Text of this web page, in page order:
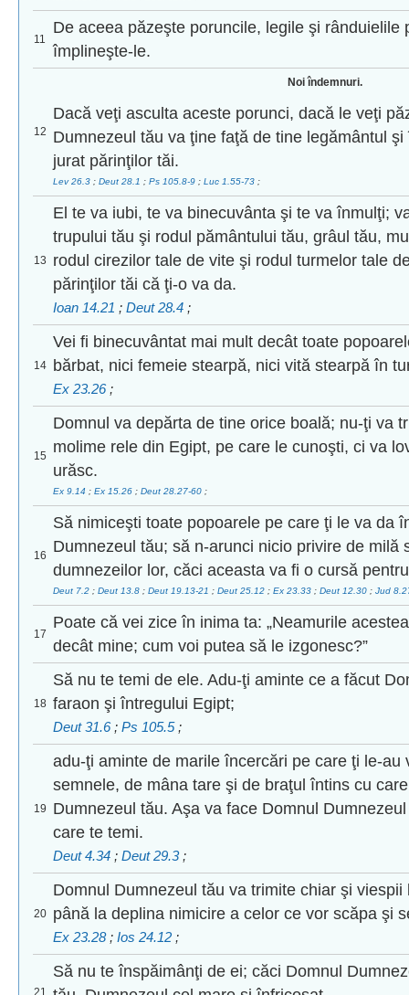
11
De aceea păzeşte poruncile, legile şi rânduielile
împlineşte-le.
12
Noi îndemnuri.
Dacă veţi asculta aceste porunci, dacă le veţi
Dumnezeul tău va ţine faţă de tine legământul
jurat părinţilor tăi.
Lev 26.3 ; Deut 28.1 ; Ps 105.8-9 ; Luc 1.55-73 ;
13
El te va iubi, te va binecuvânta şi te va înmulţi;
trupului tău şi rodul pământului tău, grâul tău,
rodul cirezilor tale de vite şi rodul turmelor tale
părinţilor tăi că ţi-o va da.
Ioan 14.21 ; Deut 28.4 ;
14
Vei fi binecuvântat mai mult decât toate
bărbat, nici femeie stearpă, nici vită stearpă în
Ex 23.26 ;
15
Domnul va depărta de tine orice boală; nu-ţi va
molime rele din Egipt, pe care le cunoşti, ci va
urăsc.
Ex 9.14 ; Ex 15.26 ; Deut 28.27-60 ;
16
Să nimiceşti toate popoarele pe care ţi le va da
Dumnezeul tău; să n-arunci nicio privire de milă
dumnezeilor lor, căci aceasta va fi o cursă
Deut 7.2 ; Deut 13.8 ; Deut 19.13-21 ; Deut 25.12 ; Ex 23.33 ; Deut 12.30 ; Jud
17
Poate că vei zice în inima ta: „Neamurile
decât mine; cum voi putea să le izgonesc?”
18
Să nu te temi de ele. Adu-ţi aminte ce a făcut
faraon şi întregului Egipt;
Deut 31.6 ; Ps 105.5 ;
19
adu-ţi aminte de marile încercări pe care ţi le-au
semnele, de mâna tare şi de braţul întins cu
Dumnezeul tău. Aşa va face Domnul
care te temi.
Deut 4.34 ; Deut 29.3 ;
20
Domnul Dumnezeul tău va trimite chiar şi
până la deplina nimicire a celor ce vor scăpa şi
Ex 23.28 ; Ios 24.12 ;
21
Să nu te înspăimânţi de ei; căci Domnul